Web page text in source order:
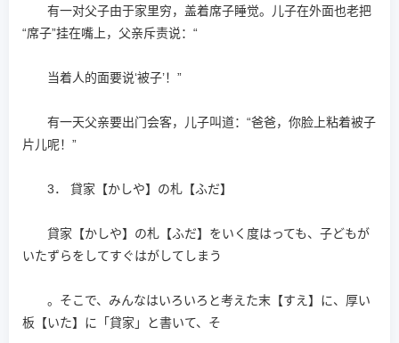
有一对父子由于家里穷，盖着席子睡觉。儿子在外面也老把
“席子”挂在嘴上，父亲斥责说：“
当着人的面要说‘被子’！”
有一天父亲要出门会客，儿子叫道：“爸爸，你脸上粘着被子
片儿呢！”
3． 貸家【かしや】の札【ふだ】
貸家【かしや】の札【ふだ】をいく度はっても、子どもが
いたずらをしてすぐはがしてしまう
。そこで、みんなはいろいろと考えた末【すえ】に、厚い
板【いた】に「貸家」と書いて、そ